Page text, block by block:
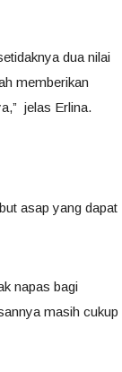
dua nilai
memberikan
jelas Erlina.
asap yang dapat
napas bagi
masih cukup